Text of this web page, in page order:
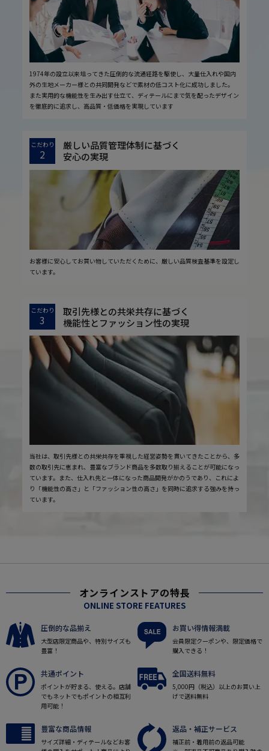
1974年の設立以来培ってきた圧倒的な流通経路を駆使し、大量仕入れや国内
外の生地メーカー様との共同開発などで素材の低コスト化に成功しました。
また実用的な機能性を生み出す仕立て、ディテールにまで気を配ったデザイン
を徹底的に追求し、高品質・低価格を実現しています
こだわり
2
厳しい品質管理体制に基づく
安心の実現
お客様に安心してお買い物していただくために、厳しい品質検査基準を設定し
ています。
こだわり
3
取引先様との共栄共存に基づく
機能性とファッション性の実現
当社は、取引先様との共栄共存を重視した経営姿勢を貫いてきたことから、多
数の取引先に恵まれ、豊富なブランド商品を多数取り揃えることが可能になっ
ています。また、仕入れ先と一体になった商品開発がかのうであり、これによ
り「機能性の高さ」と「ファッション性の高さ」を同時に追求する強みを持っ
ています。
オンラインストアの特長
ONLINE STORE FEATURES
圧倒的な品揃え
大型店限定商品や、特別サイズも
豊富！
お買い得情報満載
会員限定クーポンや、限定価格で
購入できる！
共通ポイント
ポイントが貯まる、使える。店舗
でもネットでもポイントの相互利
用可能！
全国送料無料
5,000円（税込）以上のお買い上
げで送料無料
豊富な商品情報
サイズ詳細・ディテールなどお客
返品・補正サービス
補正前・着用前の返品可能